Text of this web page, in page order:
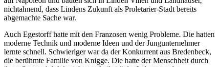
nichtahnend, dass Lindens Zukunft als Proletarier-Stadt bereits
abgemachte Sache war.
Auch Egestorff hatte mit den Franzosen wenig Probleme. Die hatten
moderne Technik und moderne Ideen und der Jungunternehmer
lernte schnell. Schwieriger war da der Konkurrent aus Bredenbeck,
die berühmte Familie von Knigge. Die hatte der Menschheit durch